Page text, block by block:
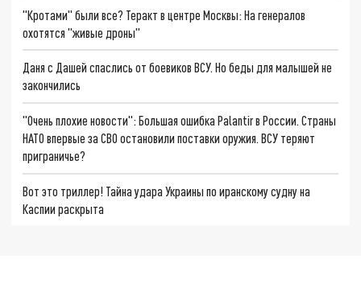
"Кротами" были все? Теракт в центре Москвы: На генералов
охотятся "живые дроны"
Даня с Дашей спаслись от боевиков ВСУ. Но беды для малышей не
закончились
"Очень плохие новости": Большая ошибка Palantir в России. Страны
НАТО впервые за СВО остановили поставки оружия. ВСУ теряют
приграничье?
Вот это триллер! Тайна удара Украины по иранскому судну на
Каспии раскрыта